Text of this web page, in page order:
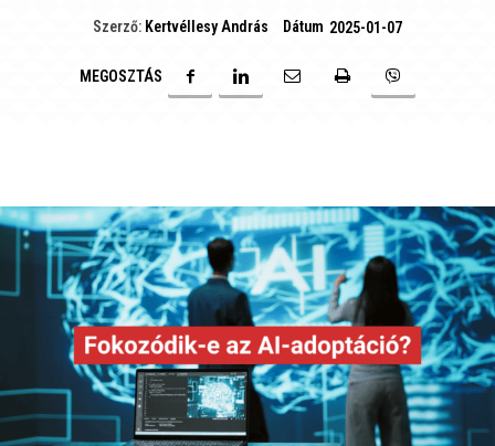
Szerző: Kertvéllesy András Dátum 2025-01-07
MEGOSZTÁS